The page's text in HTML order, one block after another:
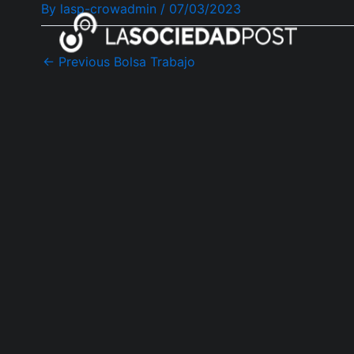
By lasp-crowadmin / 07/03/2023
Post
navigation
← Previous Bolsa Trabajo